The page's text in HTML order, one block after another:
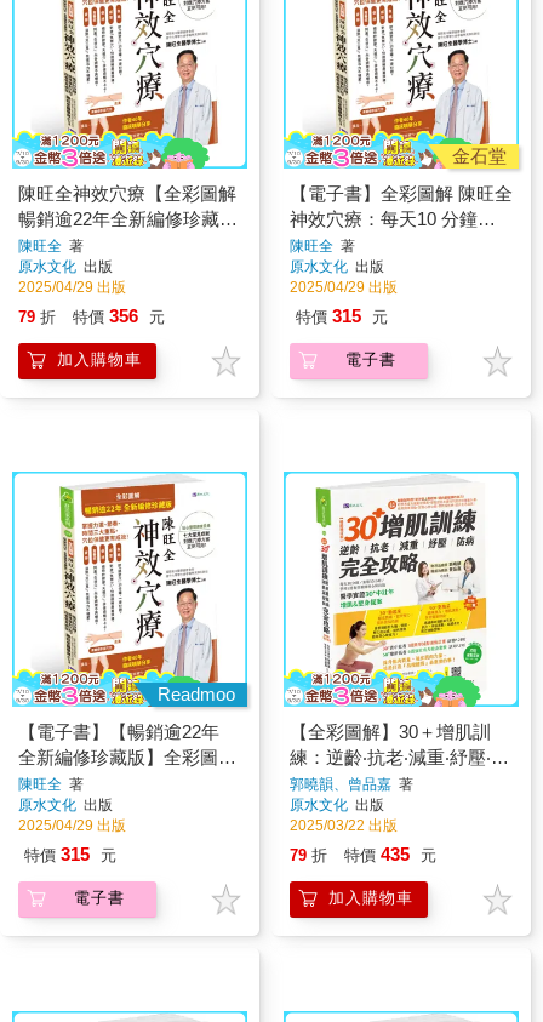
陳旺全神效穴療【全彩圖解
暢銷逾22年全新編修珍藏
版】：每天10 分鐘，精準
按對穴位，改善常見病症
陳旺全 著
原水文化 出版
2025/04/29 出版
79 折 特價 356 元
加入購物車
金石堂
【電子書】全彩圖解 陳旺全
神效穴療：每天10 分鐘，
精準按對穴位，改善常見病
症
陳旺全 著
原水文化 出版
2025/04/29 出版
特價 315 元
電子書
Readmoo
【電子書】【暢銷逾22年
全新編修珍藏版】全彩圖解
陳旺全神效穴療
陳旺全 著
原水文化 出版
2025/04/29 出版
特價 315 元
電子書
【全彩圖解】30＋增肌訓
練：逆齡‧抗老‧減重‧紓壓‧防
病 完全攻略【暢銷增訂版】
郭曉韻、曾品嘉 著
原水文化 出版
2025/03/22 出版
79 折 特價 435 元
加入購物車